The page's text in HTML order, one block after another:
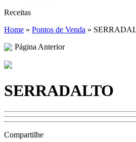
Receitas
Home » Pontos de Venda »
Página Anterior
SERRADALTO
Compartilhe